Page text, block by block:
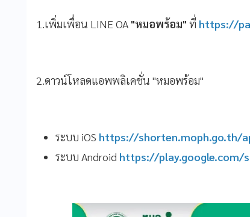
1.เพิ่มเพื่อน LINE OA "หมอพร้อม" ที่ https://
2.ดาวน์โหลดแอพพลิเคชั่น "หมอพร้อม"
ระบบ iOS https://shorten.moph.go.th/
ระบบ Android https://play.google.com/